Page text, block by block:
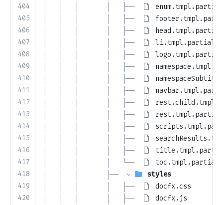
404
405
406
407
408
409
410
411
412
413
414
415
416
417
418
419
420
│   │   │       │   ├──
enum.tmpl.partial
│   │   │       │   ├──
│   │   │       │   ├──
head.tmpl.partial
│   │   │       │   ├──
li.tmpl.partial
│   │   │       │   ├──
logo.tmpl.partial
│   │   │       │   ├──
│   │   │       │   ├──
│   │   │       │   ├──
│   │   │       │   ├──
│   │   │       │   ├──
rest.tmpl.partial
│   │   │       │   ├──
│   │   │       │   ├──
│   │   │       │   ├──
│   │   │       │   └──
toc.tmpl.partial
│   │   │       ├──
styles
│   │   │       │   ├──
docfx.css
│   │   │       │   ├──
docfx.js